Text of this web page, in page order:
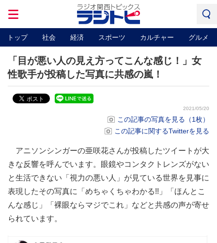
トップ 社会 経済 スポーツ カルチャー グルメ
「目が悪い人の見え方ってこんな感じ！」女
性歌手が投稿した写真に共感の嵐！
2021/05/20
この記事の写真を見る（1枚）
この記事に関するTwitterを見る
アニソンシンガーの亜咲花さんが投稿したツイートが大
きな反響を呼んでいます。眼鏡やコンタクトレンズがない
と生活できない「視力の悪い人」が見ている世界を見事に
表現したその写真に「めちゃくちゃわかる!!」「ほんとこ
んな感じ」「裸眼ならマジでこれ」などと共感の声が寄せ
られています。